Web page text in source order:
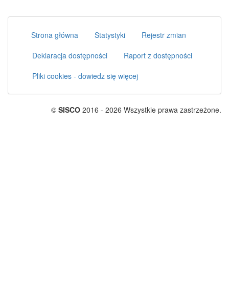
Strona główna Statystyki
Rejestr zmian
Deklaracja dostępności
Raport z dostępności
Pliki cookies - dowiedz się więcej
© SISCO 2016 - 2026 Wszystkie prawa zastrzeżone.